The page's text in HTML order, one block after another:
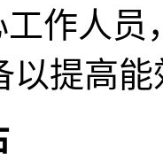
作人员
以提高能